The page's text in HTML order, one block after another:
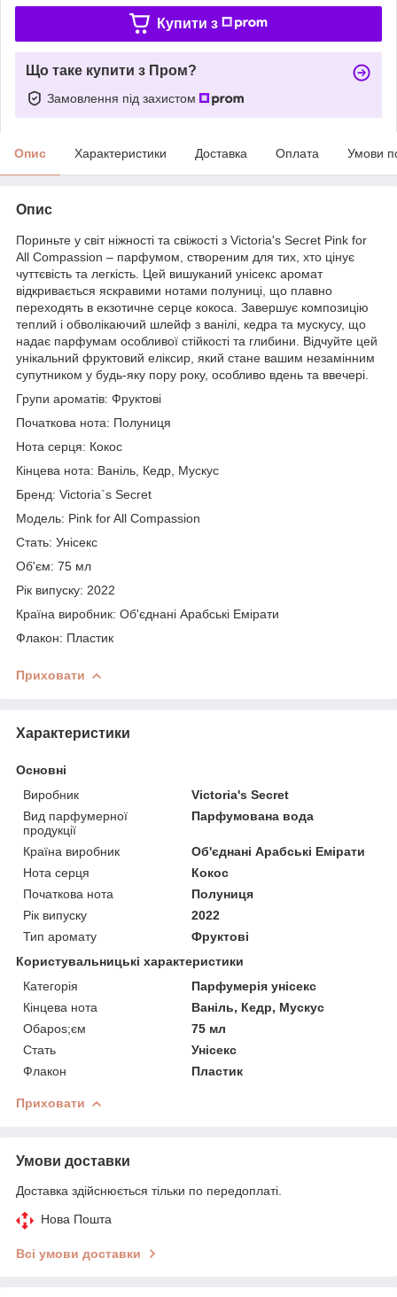
Купити з
Що таке купити з Пром?
Замовлення під захистом
Опис Характеристики Доставка Оплата Умови
Опис
Пориньте у світ ніжності та свіжості з Victoria's Secret Pink for
All Compassion – парфумом, створеним для тих, хто цінує
чуттєвість та легкість. Цей вишуканий унісекс аромат
відкривається яскравими нотами полуниці, що плавно
переходять в екзотичне серце кокоса. Завершує композицію
теплий і обволікаючий шлейф з ванілі, кедра та мускусу, що
надає парфумам особливої стійкості та глибини. Відчуйте цей
унікальний фруктовий еліксир, який стане вашим незамінним
супутником у будь-яку пору року, особливо вдень та ввечері.
Групи ароматів: Фруктові
Початкова нота: Полуниця
Нота серця: Кокос
Кінцева нота: Ваніль, Кедр, Мускус
Бренд: Victoria`s Secret
Модель: Pink for All Compassion
Стать: Унісекс
Об'єм: 75 мл
Рік випуску: 2022
Країна виробник: Об'єднані Арабські Емірати
Флакон: Пластик
Приховати
Характеристики
Основні
Виробник
Victoria's Secret
Вид парфумерної
продукції
Парфумована вода
Країна виробник
Об'єднані Арабські Емірати
Нота серця
Кокос
Початкова нота
Полуниця
Рік випуску
2022
Тип аромату
Фруктові
Користувальницькі характеристики
Категорія
Парфумерія унісекс
Кінцева нота
Ваніль, Кедр, Мускус
Обapos;єм
75 мл
Стать
Унісекс
Флакон
Пластик
Приховати
Умови доставки
Доставка здійснюється тільки по передоплаті.
Нова Пошта
Всі умови доставки